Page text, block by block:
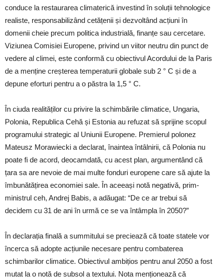
conduce la restaurarea climaterică investind în soluții tehnologice
realiste, responsabilizând cetățenii și dezvoltând acțiuni în
domenii cheie precum politica industrială, finanțe sau cercetare.
Viziunea Comisiei Europene, privind un viitor neutru din punct de
vedere al climei, este conformă cu obiectivul Acordului de la Paris
de a menține creșterea temperaturii globale sub 2 ° C și de a
depune eforturi pentru a o păstra la 1,5 ° C.
În ciuda realităților cu privire la schimbările climatice, Ungaria,
Polonia, Republica Cehă și Estonia au refuzat să sprijine scopul
programului strategic al Uniunii Europene. Premierul polonez
Mateusz Morawiecki a declarat, înaintea întâlnirii, că Polonia nu
poate fi de acord, deocamdată, cu acest plan, argumentând că
țara sa are nevoie de mai multe fonduri europene care să ajute la
îmbunătățirea economiei sale. În aceeași notă negativă, prim-
ministrul ceh, Andrej Babis, a adăugat: “De ce ar trebui să
decidem cu 31 de ani în urmă ce se va întâmpla în 2050?”
În declarația finală a summitului se preciează că toate statele vor
încerca să adopte acțiunile necesare pentru combaterea
schimbarilor climatice. Obiectivul ambițios pentru anul 2050 a fost
mutat la o notă de subsol a textului. Nota menționează că